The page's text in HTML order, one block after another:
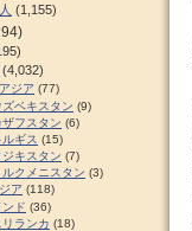
(1,155)
(4,032)
ジア (77)
ズベキスタン (9)
ザフスタン (6)
ルギス (15)
ジキスタン (7)
ルクメニスタン (3)
ア (118)
ンド (36)
リランカ (18)